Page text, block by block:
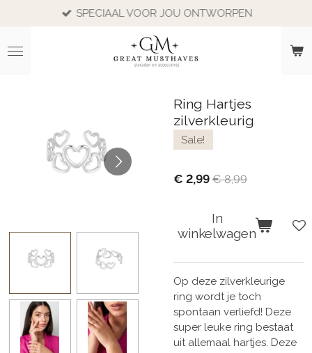
naar
de
SPECIAAL VOOR JOU ONTWORPEN
Ring Hartjes
zilverkleurig
Sale!
€ 2,99 € 8,99
In
winkelwagen
Op deze zilverkleurige
ring wordt je toch
spontaan verliefd! Deze
super leuke ring bestaat
uit allemaal hartjes. Deze